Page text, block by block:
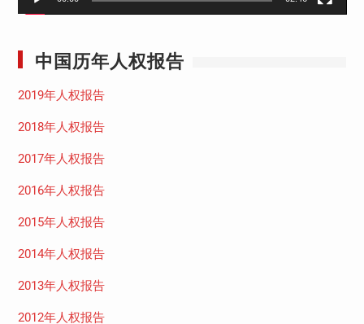
中国历年人权报告
2019年人权报告
2018年人权报告
2017年人权报告
2016年人权报告
2015年人权报告
2014年人权报告
2013年人权报告
2012年人权报告